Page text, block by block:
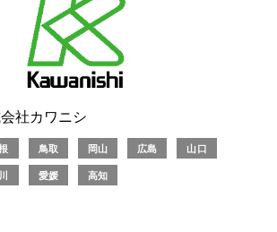
社カワニシ
鳥取 岡山 広島
山口
愛媛 高知